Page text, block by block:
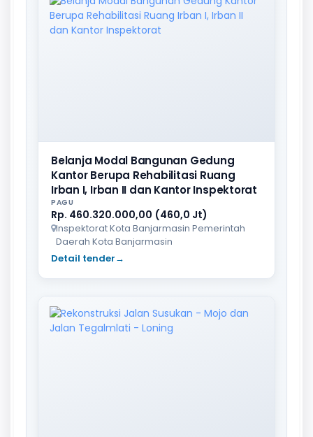
Belanja Modal Bangunan Gedung
Kantor Berupa Rehabilitasi Ruang
Irban I, Irban II dan Kantor Inspektorat
PAGU
Rp. 460.320.000,00 (460,0 Jt)
Inspektorat Kota Banjarmasin Pemerintah
Daerah Kota Banjarmasin
Detail tender→